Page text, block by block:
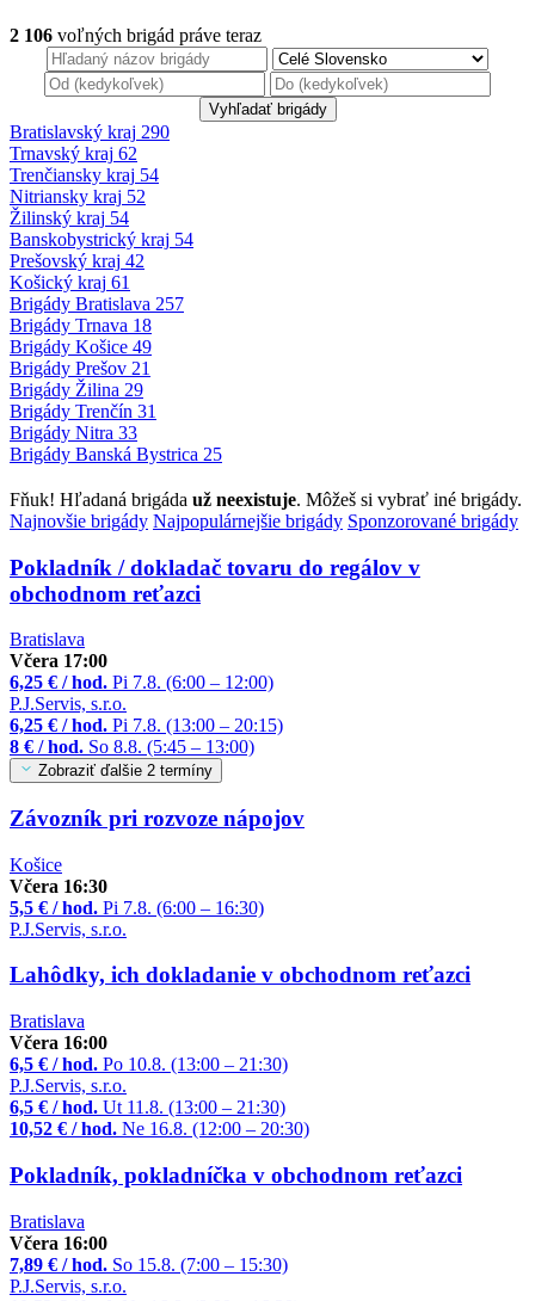
2 106 voľných brigád práve teraz
Bratislavský kraj 290
Trnavský kraj 62
Trenčiansky kraj 54
Nitriansky kraj 52
Žilinský kraj 54
Banskobystrický kraj 54
Prešovský kraj 42
Košický kraj 61
Brigády Bratislava 257
Brigády Trnava 18
Brigády Košice 49
Brigády Prešov 21
Brigády Žilina 29
Brigády Trenčín 31
Brigády Nitra 33
Brigády Banská Bystrica 25
Fňuk! Hľadaná brigáda už neexistuje. Môžeš si vybrať iné brigády.
Najnovšie brigády Najpopulárnejšie brigády Sponzorované brigády
Pokladník / dokladač tovaru do regálov v
obchodnom reťazci
Bratislava
Včera 17:00
6,25 € / hod. Pi 7.8. (6:00 – 12:00)
P.J.Servis, s.r.o.
6,25 € / hod. Pi 7.8. (13:00 – 20:15)
8 € / hod. So 8.8. (5:45 – 13:00)
Zobraziť ďalšie 2 termíny
Závozník pri rozvoze nápojov
Košice
Včera 16:30
5,5 € / hod. Pi 7.8. (6:00 – 16:30)
P.J.Servis, s.r.o.
Lahôdky, ich dokladanie v obchodnom reťazci
Bratislava
Včera 16:00
6,5 € / hod. Po 10.8. (13:00 – 21:30)
P.J.Servis, s.r.o.
6,5 € / hod. Ut 11.8. (13:00 – 21:30)
10,52 € / hod. Ne 16.8. (12:00 – 20:30)
Pokladník, pokladníčka v obchodnom reťazci
Bratislava
Včera 16:00
7,89 € / hod. So 15.8. (7:00 – 15:30)
P.J.Servis, s.r.o.